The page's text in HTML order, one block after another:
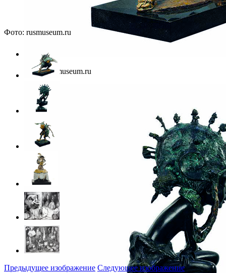
Фото: rusmuseum.ru
Фото: rusmuseum.ru
Предыдущее изображение Следующее изображение